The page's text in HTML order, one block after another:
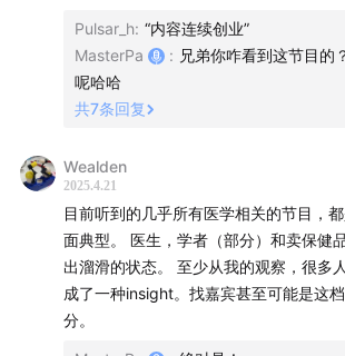
00:38:59 Lex Fridman 对谈 Ilya
言乱语的东西，成为了重轻眼中关于人工
力的访谈
00:43:31
谈论「是什么」是容易的，谈论
样」是极其难的
00:53:06有些人的脑海中有些东西是没
出于礼貌不跟你分享
00:57:08
Pulsar_h: “内容连续创业”
MasterPa
: 兄弟你咋看到这节目的
呢哈哈
共7条回复
Wealden
2025.4.21
目前听到的几乎所有医学相关的节目，
面典型。 医生，学者（部分）和卖保健
出溜滑的状态。 至少从我的观察，很多
成了一种insight。找嘉宾甚至可能是这
分。